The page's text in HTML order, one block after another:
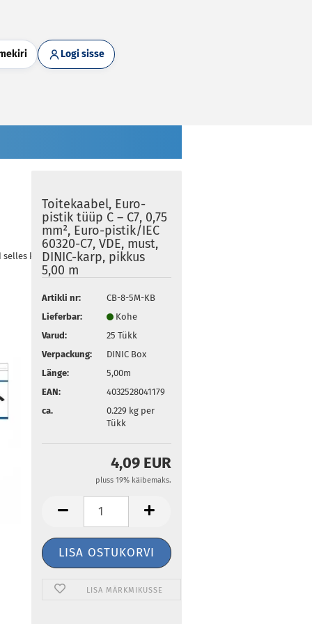
Logi sisse
selles kategoorias
Toitekaabel, Euro-
pistik tüüp C – C7, 0,75
mm², Euro-pistik/IEC
60320-C7, VDE, must,
DINIC-karp, pikkus
5,00 m
Artikli nr:
CB-8-5M-KB
Lieferbar:
Kohe
Varud:
25 Tükk
Verpackung:
DINIC Box
Länge:
5,00m
EAN:
4032528041179
ca.
0.229kg per
Tükk
4,09 EUR
pluss 19% käibemaks.
LISA MÄRKMIKUSSE